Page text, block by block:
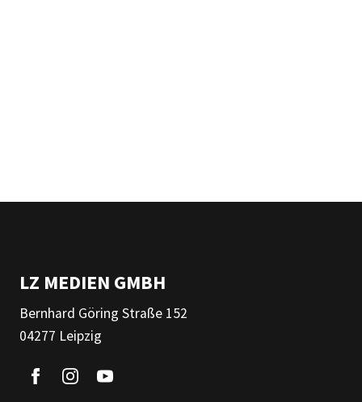
LZ MEDIEN GMBH
Bernhard Göring Straße 152
04277 Leipzig